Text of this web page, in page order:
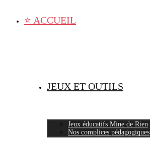
⭐ ACCUEIL
JEUX ET OUTILS
Jeux éducatifs Mine de Rien
Nos complices pédagogiques